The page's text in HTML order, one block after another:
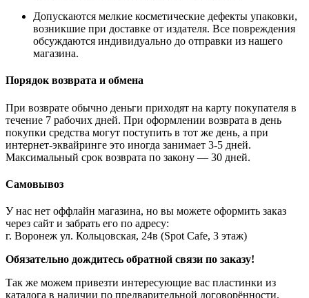
Допускаются мелкие косметические дефекты упаковки,
возникшие при доставке от издателя. Все повреждения
обсуждаются индивидуально до отправки из нашего
магазина.
Порядок возврата и обмена
При возврате обычно деньги приходят на карту покупателя в
течение 7 рабочих дней. При оформлении возврата в день
покупки средства могут поступить в тот же день, а при
интернет-эквайринге это иногда занимает 3-5 дней.
Максимальный срок возврата по закону — 30 дней.
Самовывоз
У нас нет оффлайн магазина, но вы можете оформить заказ
через сайт и забрать его по адресу:
г. Воронеж ул. Кольцовская, 24в (Spot Cafe, 3 этаж)
Обязательно дождитесь обратной связи по заказу!
Так же можем привезти интересующие вас пластинки из
каталога в наличии по предварительной договорённости.